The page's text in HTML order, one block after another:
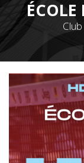
ÉCOLE